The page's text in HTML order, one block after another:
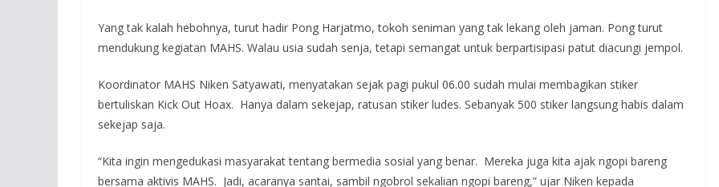
Yang tak kalah hebohnya, turut hadir Pong Harjatmo, tokoh seniman yang tak lekang oleh jaman. Pong turut
mendukung kegiatan MAHS. Walau usia sudah senja, tetapi semangat untuk berpartisipasi patut diacungi jempol.
Koordinator MAHS Niken Satyawati, menyatakan sejak pagi pukul 06.00 sudah mulai membagikan stiker
bertuliskan Kick Out Hoax. Hanya dalam sekejap, ratusan stiker ludes. Sebanyak 500 stiker langsung habis dalam
sekejap saja.
“Kita ingin mengedukasi masyarakat tentang bermedia sosial yang benar. Mereka juga kita ajak ngopi bareng
bersama aktivis MAHS. Jadi, acaranya santai, sambil ngobrol sekalian ngopi bareng,” ujar Niken kepada